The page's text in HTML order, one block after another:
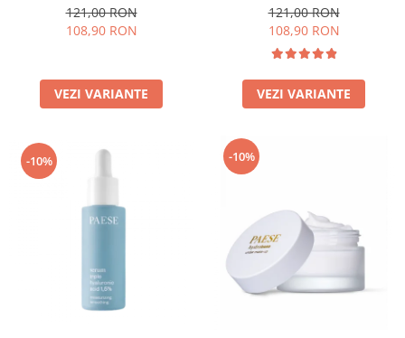
121,00 RON
108,90 RON
VEZI VARIANTE
121,00 RON
108,90 RON
VEZI VARIANTE
-10% -10%